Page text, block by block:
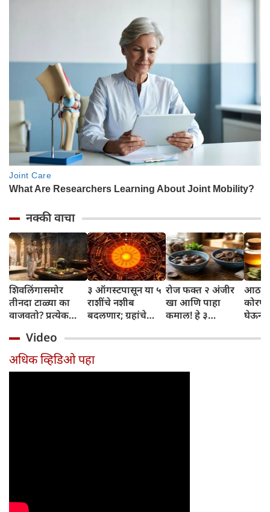
नक्की वाचा
शिवलिंगासमोर
तीनदा टाळ्या का
वाजवतो? प्रत्येक
जाणून घ्या
३ ऑगस्टपासून या ५
राशींचे नशीब
बदलणार; ग्रहांचे
संपतील आणि शुभ
दिवसांची सुरुवात
होईल
रोज फक्त २ अंजीर
खा आणि पाहा
कमाल! हे ३
तुम्हाला ठाऊक
घेऊन
Video
अधिक व्हिडिओ पहा